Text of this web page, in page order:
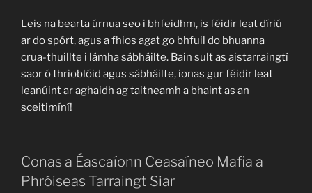
Leis na bearta úrnua seo i bhfeidhm, is féidir leat díriú
ar do spórt, agus a fhios agat go bhfuil do bhuanna
crua-thuillte i lámha sábháilte. Bain sult as aistarraingtí
saor ó thrioblóid agus sábháilte, ionas gur féidir leat
leanúint ar aghaidh ag taitneamh a bhaint as an
sceitimíní!
Conas a Éascaíonn Ceasaíneo Mafia a
Phróiseas Tarraingt Siar